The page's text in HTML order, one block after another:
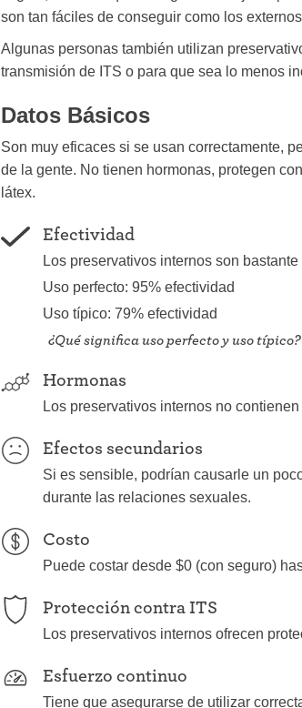
son tan fáciles de conseguir como los
Algunas personas también utilizan
transmisión de ITS o para que sea lo menos
Datos Básicos
Son muy eficaces si se usan correctamente,
de la gente. No tienen hormonas, protegen
látex.
Efectividad
Los preservativos internos son
Uso perfecto: 95% efectividad
Uso típico: 79% efectividad
¿Qué significa uso perfecto y uso típico?
Hormonas
Los preservativos internos no
Efectos secundarios
Si es sensible, podrían causarle un
durante las relaciones sexuales.
Costo
Puede costar desde $0 (con seguro)
Protección contra ITS
Los preservativos internos ofrecen
Esfuerzo continuo
Tiene que asegurarse de utilizar